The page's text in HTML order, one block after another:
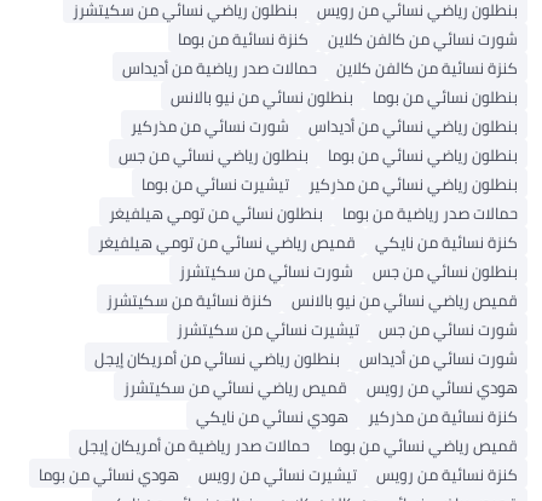
رياضي نسائي من رويس
بنطلون رياضي نسائي من سكيتشرز
من كالفن كلاين
كنزة نسائية من بوما
من كالفن كلاين
حمالات صدر رياضية من أديداس
نسائي من بوما
بنطلون نسائي من نيو بالانس
رياضي نسائي من أديداس
شورت نسائي من مذركير
رياضي نسائي من بوما
بنطلون رياضي نسائي من جس
رياضي نسائي من مذركير
تيشيرت نسائي من بوما
صدر رياضية من بوما
بنطلون نسائي من تومي هيلفيغر
من نايكي
قميص رياضي نسائي من تومي هيلفيغر
نسائي من جس
شورت نسائي من سكيتشرز
نسائي من نيو بالانس
كنزة نسائية من سكيتشرز
نسائي من جس
تيشيرت نسائي من سكيتشرز
من أديداس
بنطلون رياضي نسائي من أمريكان إيجل
نسائي من رويس
قميص رياضي نسائي من سكيتشرز
من مذركير
هودي نسائي من نايكي
نسائي من بوما
حمالات صدر رياضية من أمريكان إيجل
من رويس
تيشيرت نسائي من رويس
هودي نسائي من بوما